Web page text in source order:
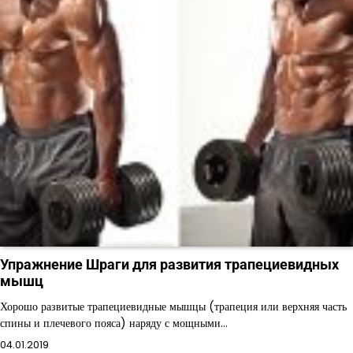
Упражнение Шраги для развития трапециевидных
мышц
Хорошо развитые трапециевидные мышцы (трапеция или верхняя часть
спины и плечевого пояса) наряду с мощными…
04.01.2019